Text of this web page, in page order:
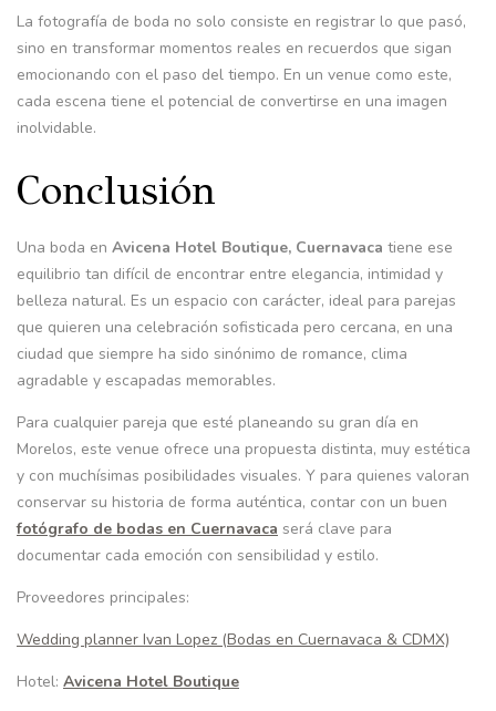
La fotografía de boda no solo consiste en registrar lo que pasó,
sino en transformar momentos reales en recuerdos que sigan
emocionando con el paso del tiempo. En un venue como este,
cada escena tiene el potencial de convertirse en una imagen
inolvidable.
Conclusión
Una boda en Avicena Hotel Boutique, Cuernavaca tiene ese
equilibrio tan difícil de encontrar entre elegancia, intimidad y
belleza natural. Es un espacio con carácter, ideal para parejas
que quieren una celebración sofisticada pero cercana, en una
ciudad que siempre ha sido sinónimo de romance, clima
agradable y escapadas memorables.
Para cualquier pareja que esté planeando su gran día en
Morelos, este venue ofrece una propuesta distinta, muy estética
y con muchísimas posibilidades visuales. Y para quienes valoran
conservar su historia de forma auténtica, contar con un buen
fotógrafo de bodas en Cuernavaca será clave para
documentar cada emoción con sensibilidad y estilo.
Proveedores principales:
Wedding planner Ivan Lopez (Bodas en Cuernavaca & CDMX)
Hotel: Avicena Hotel Boutique